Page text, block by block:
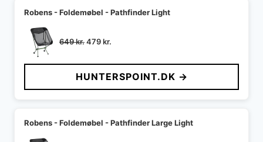
Robens - Foldemøbel - Pathfinder Light
649kr.Den
pris
var:
649 kr..
479kr.
pris
er:
479 kr..
HUNTERSPOINT.DK →
Robens - Foldemøbel - Pathfinder Large Light